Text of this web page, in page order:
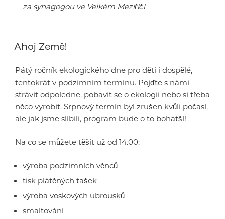
za synagogou ve Velkém Meziříčí
Ahoj Země!
Pátý ročník ekologického dne pro děti i dospělé,
tentokrát v podzimním termínu. Pojďte s námi
strávit odpoledne, pobavit se o ekologii nebo si třeba
něco vyrobit. Srpnový termín byl zrušen kvůli počasí,
ale jak jsme slíbili, program bude o to bohatší!
Na co se můžete těšit už od 14.00:
výroba podzimních věnců
tisk plátěných tašek
výroba voskových ubrousků
smaltování